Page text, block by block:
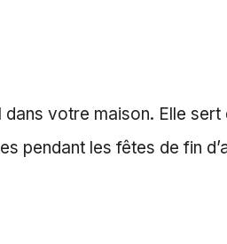
votre maison. Elle
pendant les fêtes de fin